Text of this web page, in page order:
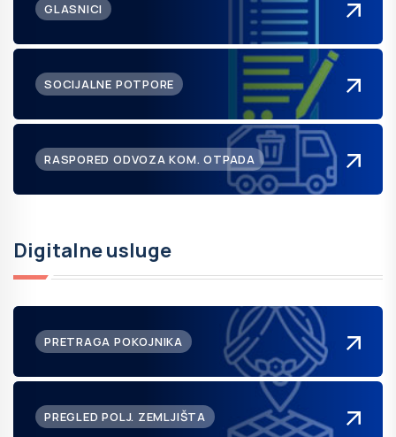
GLASNICI
SOCIJALNE POTPORE
RASPORED ODVOZA KOM. OTPADA
Digitalne usluge
PRETRAGA POKOJNIKA
PREGLED POLJ. ZEMLJIŠTA